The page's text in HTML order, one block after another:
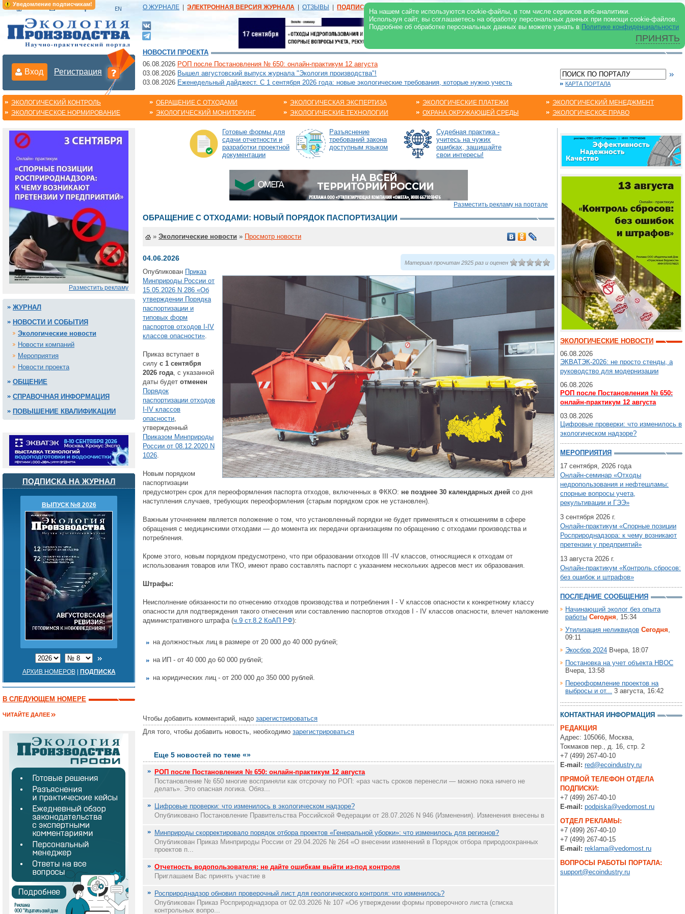
Уведомление подписчикам!
На нашем сайте используются cookie-файлы, в том числе сервисов веб-аналитики.
Используя сайт, вы соглашаетесь на обработку персональных данных при помощи cookie-файлов.
Подробнее об обработке персональных данных вы можете узнать в Политике конфиденциальности
ПРИНЯТЬ
О ЖУРНАЛЕ ЭЛЕКТРОННАЯ ВЕРСИЯ ЖУРНАЛА ОТЗЫВЫ ПОДПИСКА | В ЖУРНАЛЕ В ИНТЕРНЕТ
Вход Регистрация
НОВОСТИ ПРОЕКТА
06.08.2026 РОП после Постановления № 650: онлайн-практикум 12 августа
03.08.2026 Вышел августовский выпуск журнала "Экология производства"!
03.08.2026 Еженедельный дайджест. С 1 сентября 2026 года: новые экологические требования, которые нужно учесть КАРТА ПОРТАЛА
ЭКОЛОГИЧЕСКИЙ КОНТРОЛЬ
ЭКОЛОГИЧЕСКОЕ НОРМИРОВАНИЕ
ОБРАЩЕНИЕ С ОТХОДАМИ
ЭКОЛОГИЧЕСКИЙ МОНИТОРИНГ
ЭКОЛОГИЧЕСКАЯ ЭКСПЕРТИЗА
ЭКОЛОГИЧЕСКИЕ ТЕХНОЛОГИИ
ЭКОЛОГИЧЕСКИЕ ПЛАТЕЖИ
ОХРАНА ОКРУЖАЮЩЕЙ СРЕДЫ
ЭКОЛОГИЧЕСКИЙ МЕНЕДЖМЕНТ
ЭКОЛОГИЧЕСКОЕ ПРАВО
Разместить рекламу
ЖУРНАЛ
НОВОСТИ И СОБЫТИЯ
Экологические новости
Новости компаний
Мероприятия
Новости проекта
ОБЩЕНИЕ
СПРАВОЧНАЯ ИНФОРМАЦИЯ
ПОВЫШЕНИЕ КВАЛИФИКАЦИИ
ПОДПИСКА НА ЖУРНАЛ
ВЫПУСК №8 2026
АРХИВ НОМЕРОВ| ПОДПИСКА
В СЛЕДУЮЩЕМ НОМЕРЕ
ЧИТАЙТЕ ДАЛЕЕ
Готовые формы для
сдачи отчетности и
разработки проектной
документации
Разъяснение
требований закона
доступным языком
Судебная практика -
учитесь на чужих
ошибках, защищайте
свои интересы!
Разместить рекламу на портале
ОБРАЩЕНИЕ С ОТХОДАМИ: НОВЫЙ ПОРЯДОК ПАСПОРТИЗАЦИИ
» Экологические новости » Просмотр новости
Материал прочитан 2925 раз и оценен
04.06.2026
Опубликован Приказ
Минприроды России от
15.05.2026 N 286 «Об
утверждении Порядка
паспортизации и
типовых форм
паспортов отходов I-IV
классов опасности».
Приказ вступает в
силу с 1 сентября
2026 года, с указанной
даты будет отменен
Порядок
паспортизации отходов
I-IV классов
опасности,
утвержденный
Приказом Минприроды
России от 08.12.2020 N
1026.
Новым порядком
паспортизации
предусмотрен срок для переоформления паспорта отходов, включенных в ФККО: не позднее 30 календарных дней со дня
наступления случаев, требующих переоформления (старым порядком срок не установлен).
Важным уточнением является положение о том, что установленный порядки не будет применяться к отношениям в сфере
обращения с медицинскими отходами — до момента их передачи организациям по обращению с отходами производства и
потребления.
Кроме этого, новым порядком предусмотрено, что при образовании отходов III -IV классов, относящиеся к отходам от
использования товаров или ТКО, имеют право составлять паспорт с указанием нескольких адресов мест их образования.
Штрафы:
Неисполнение обязанности по отнесению отходов производства и потребления I - V классов опасности к конкретному классу
опасности для подтверждения такого отнесения или составлению паспортов отходов I - IV классов опасности, влечет наложение
административного штрафа (ч.9 ст.8.2 КоАП РФ):
на должностных лиц в размере от 20 000 до 40 000 рублей;
на ИП - от 40 000 до 60 000 рублей;
на юридических лиц - от 200 000 до 350 000 рублей.
Чтобы добавить комментарий, надо зарегистрироваться
Для того, чтобы добавить новость, необходимо зарегистрироваться
Еще 5 новостей по теме «»
РОП после Постановления № 650: онлайн-практикум 12 августа
Постановление № 650 многие восприняли как отсрочку по РОП: «раз часть сроков перенесли — можно пока ничего не
делать». Это опасная логика. Обяз...
Цифровые проверки: что изменилось в экологическом надзоре?
Опубликовано Постановление Правительства Российской Федерации от 28.07.2026 N 946 (Изменения). Изменения внесены в
Минприроды скорректировало порядок отбора проектов «Генеральной уборки»: что изменилось для регионов?
Опубликован Приказ Минприроды России от 29.04.2026 № 264 «О внесении изменений в Порядок отбора природоохранных
проектов п...
Отчетность водопользователя: не дайте ошибкам выйти из-под контроля
Приглашаем Вас принять участие в
Росприроднадзор обновил проверочный лист для геологического контроля: что изменилось?
Опубликован Приказ Росприроднадзора от 02.03.2026 № 107 «Об утверждении формы проверочного листа (списка
контрольных вопро...
ЭКОЛОГИЧЕСКИЕ НОВОСТИ
06.08.2026
ЭКВАТЭК-2026: не просто стенды, а
руководство для модернизации
06.08.2026
РОП после Постановления № 650:
онлайн-практикум 12 августа
03.08.2026
Цифровые проверки: что изменилось в
экологическом надзоре?
МЕРОПРИЯТИЯ
17 сентября, 2026 года
Онлайн-семинар «Отходы
недропользования и нефтешламы:
спорные вопросы учета,
рекультивации и ГЭЭ»
3 сентября 2026 г.
Онлайн-практикум «Спорные позиции
Росприроднадзора: к чему возникают
претензии у предприятий»
13 августа 2026 г.
Онлайн-практикум «Контроль сбросов:
без ошибок и штрафов»
ПОСЛЕДНИЕ СООБЩЕНИЯ
Начинающий эколог без опыта
работы Сегодня, 15:34
Утилизация неликвидов Сегодня,
09:11
Экосбор 2024 Вчера, 18:07
Постановка на учет объекта НВОС
Вчера, 13:58
Переоформление проектов на
выбросы и от... 3 августа, 16:42
КОНТАКТНАЯ ИНФОРМАЦИЯ
РЕДАКЦИЯ
Адрес: 105066, Москва,
Токмаков пер., д. 16, стр. 2
+7 (499) 267-40-10
E-mail: red@ecoindustry.ru
ПРЯМОЙ ТЕЛЕФОН ОТДЕЛА
ПОДПИСКИ:
+7 (499) 267-40-10
E-mail: podpiska@vedomost.ru
ОТДЕЛ РЕКЛАМЫ:
+7 (499) 267-40-10
+7 (499) 267-40-15
E-mail: reklama@vedomost.ru
ВОПРОСЫ РАБОТЫ ПОРТАЛА:
support@ecoindustry.ru